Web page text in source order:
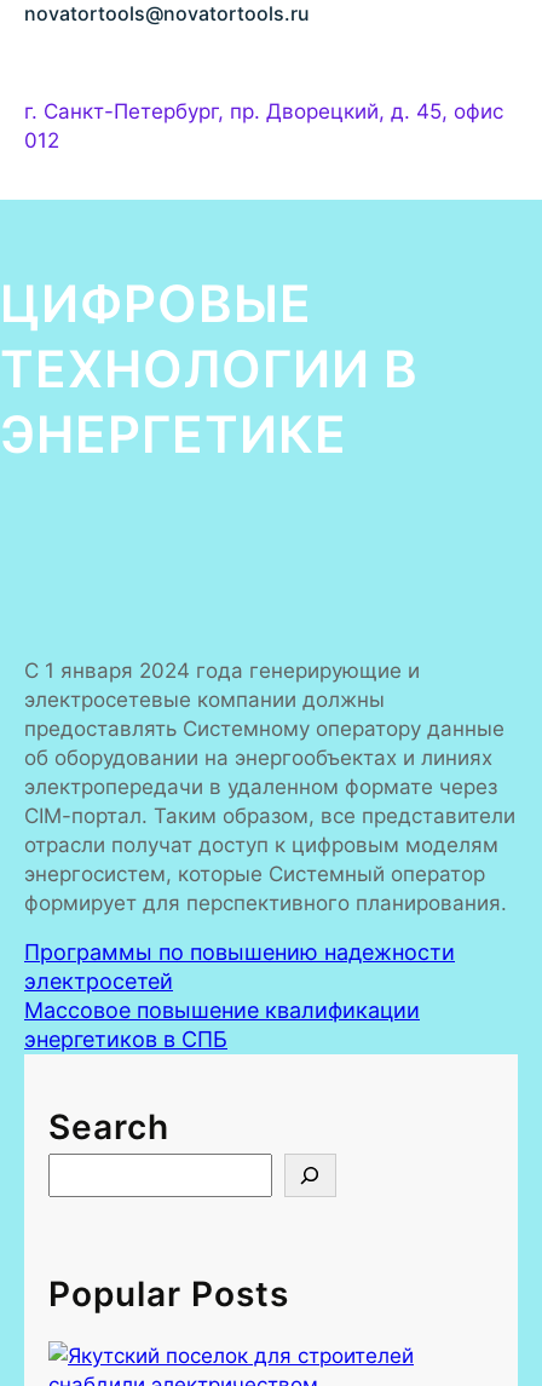
novatortools@novatortools.ru
г. Санкт-Петербург, пр. Дворецкий, д. 45, офис
012
ЦИФРОВЫЕ
ТЕХНОЛОГИИ В
ЭНЕРГЕТИКЕ
С 1 января 2024 года генерирующие и
электросетевые компании должны
предоставлять Системному оператору данные
об оборудовании на энергообъектах и линиях
электропередачи в удаленном формате через
СIМ-портал. Таким образом, все представители
отрасли получат доступ к цифровым моделям
энергосистем, которые Системный оператор
формирует для перспективного планирования.
Программы по повышению надежности
электросетей
Массовое повышение квалификации
энергетиков в СПБ
Search
e
c
hPopular Posts